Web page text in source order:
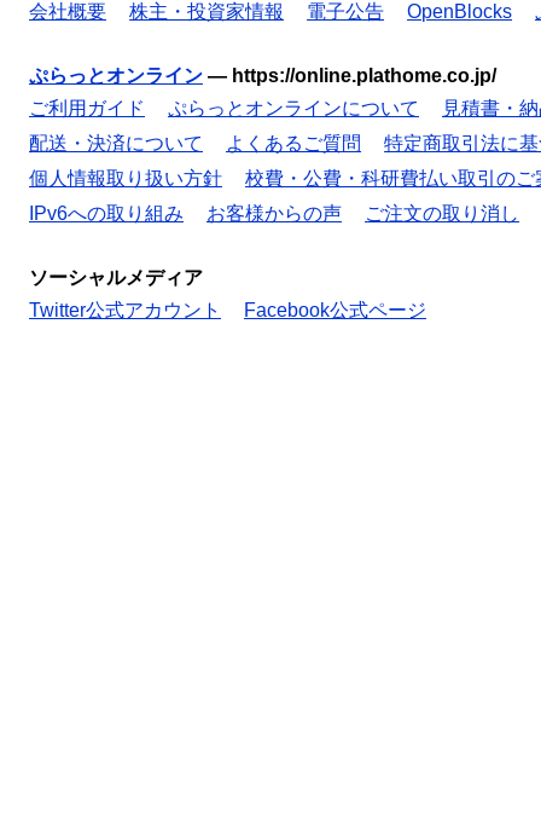
会社概要
株主・投資家情報 電子公告 OpenBlocks
ぷらっとオンライン — https://online.plathome.co.jp/
ご利用ガイド
ぷらっとオンラインについて
見積書・
配送・決済について
よくあるご質問
特定商取引法に
個人情報取り扱い方針
校費・公費・科研費払い取引のご
IPv6への取り組み
お客様からの声 ご注文の取り消し
ソーシャルメディア
Twitter公式アカウント
Facebook公式ページ